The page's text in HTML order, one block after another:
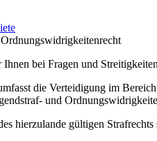
Ihnen bei Fragen und
die Verteidigung im
und
hierzulande gültigen